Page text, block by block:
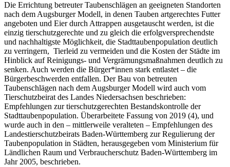
Die Errichtung betreuter Taubenschlägen an geeigneten Standorten
nach dem Augsburger Modell, in denen Tauben artgerechtes Futter
angeboten und Eier durch Attrappen ausgetauscht werden, ist die
einzig tierschutzgerechte und zu gleich die erfolgversprechendste
und nachhaltigste Möglichkeit, die Stadttaubenpopulation deutlich
zu verringern, Tierleid zu vermeiden und die Kosten der Städte im
Hinblick auf Reinigungs- und Vergrämungsmaßnahmen deutlich zu
senken. Auch werden die Bürger*innen stark entlastet – die
Bürgerbeschwerden entfallen. Der Bau von betreuten
Taubenschlägen nach dem Augsburger Modell wird auch vom
Tierschutzbeirat des Landes Niedersachsen beschrieben:
Empfehlungen zur tierschutzgerechten Bestandskontrolle der
Stadttaubenpopulation. Überarbeitete Fassung von 2019 (4), und
wurde auch in den – mittlerweile veralteten – Empfehlungen des
Landestierschutzbeirats Baden-Württemberg zur Regulierung der
Taubenpopulation in Städten, herausgegeben vom Ministerium für
Ländlichen Raum und Verbraucherschutz Baden-Württemberg im
Jahr 2005, beschrieben.